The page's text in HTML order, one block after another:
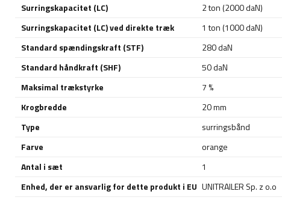
Surringskapacitet (LC)
2 ton (2000 daN)
Surringskapacitet (LC) ved direkte træk
1 ton (1000 daN)
Standard spændingskraft (STF)
280 daN
Standard håndkraft (SHF)
50 daN
Maksimal trækstyrke
7 %
Krogbredde
20 mm
Type
surringsbånd
Farve
orange
Antal i sæt
1
Enhed, der er ansvarlig for dette produkt i EU UNITRAILER Sp. z o.o